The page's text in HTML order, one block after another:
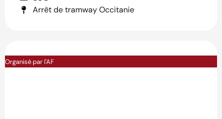
Arrêt de tramway Occitanie
Organisé par l'AF